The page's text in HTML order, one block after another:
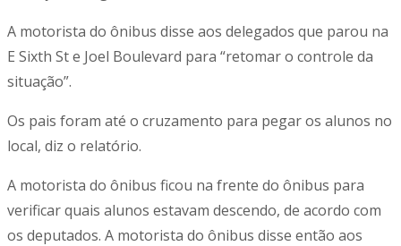
A motorista do ônibus disse aos delegados que parou na
E Sixth St e Joel Boulevard para “retomar o controle da
situação”.
Os pais foram até o cruzamento para pegar os alunos no
local, diz o relatório.
A motorista do ônibus ficou na frente do ônibus para
verificar quais alunos estavam descendo, de acordo com
os deputados. A motorista do ônibus disse então aos